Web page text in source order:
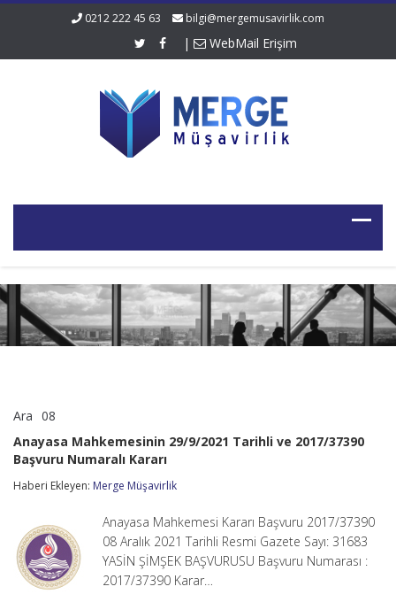
0212 222 45 63 bilgi@mergemusavirlik.com
| WebMail Erişim
Ara 08
29/9/2021
Tarihli
2017/37390
Numaralı
Kararı
için
Anayasa Mahkemesinin 29/9/2021 Tarihli ve 2017/37390
Başvuru Numaralı Kararı
Haberi Ekleyen: Merge Müşavirlik
Anayasa Mahkemesi Kararı Başvuru 2017/37390
08 Aralık 2021 Tarihli Resmi Gazete Sayı: 31683
YASİN ŞİMŞEK BAŞVURUSU Başvuru Numarası :
2017/37390 Karar…